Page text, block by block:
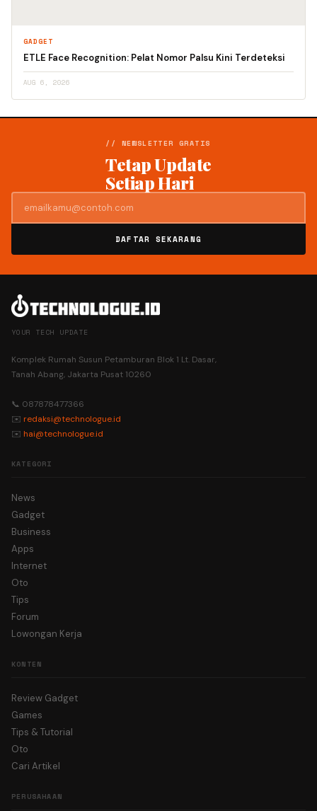
GADGET
ETLE Face Recognition: Pelat Nomor Palsu Kini Terdeteksi
AUG 6, 2026
// NEWSLETTER GRATIS
Tetap Update
Setiap Hari
DAFTAR SEKARANG
YOUR TECH UPDATE
Komplek Rumah Susun Petamburan Blok 1 Lt. Dasar,
Tanah Abang, Jakarta Pusat 10260
📞 087878477366
✉️ redaksi@technologue.id
✉️ hai@technologue.id
KATEGORI
News
Gadget
Business
Apps
Internet
Oto
Tips
Forum
Lowongan Kerja
KONTEN
Review Gadget
Games
Tips & Tutorial
Oto
Cari Artikel
PERUSAHAAN